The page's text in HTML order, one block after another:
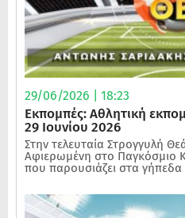
29/06/2026 | 18:23
Εκπομπές: Αθλητική
29 Ιουνίου 2026
Στην τελευταία Στρογγυλή
Αφιερωμένη στο Παγκόσμιο
που παρουσιάζει στα